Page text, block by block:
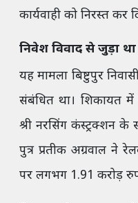
कार्यवाही को निरस्त कर
निवेश विवाद से जुड़ा
यह मामला बिष्टुपुर
संबंधित था। शिकायत में
श्री नरसिंग कंस्ट्रक्शन
पुत्र प्रतीक अग्रवाल ने
पर लगभग 1.91 करोड़